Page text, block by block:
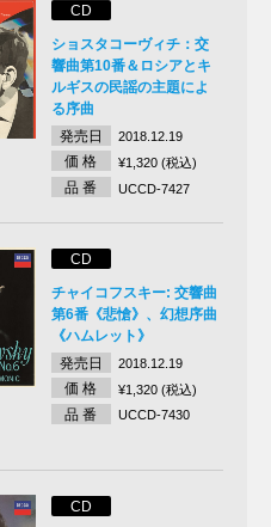
CD
ショスタコーヴィチ：交
響曲第10番＆ロシアとキ
ルギスの民謡の主題によ
る序曲
発売日
2018.12.19
価 格 ¥1,320 (税込)
品 番 UCCD-7427
CD
チャイコフスキー: 交響曲
第6番《悲愴》、幻想序曲
《ハムレット》
発売日
2018.12.19
価 格 ¥1,320 (税込)
品 番 UCCD-7430
CD